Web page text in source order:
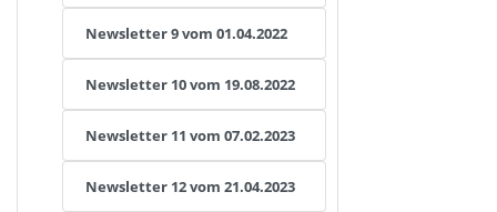
Newsletter 9 vom 01.04.2022
Newsletter 10 vom 19.08.2022
Newsletter 11 vom 07.02.2023
Newsletter 12 vom 21.04.2023